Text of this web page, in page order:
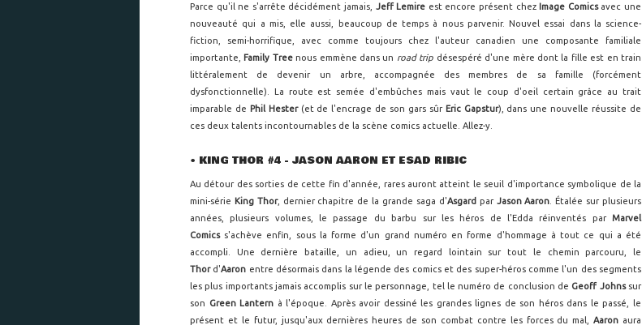
Parce qu'il ne s'arrête décidément jamais, Jeff Lemire est encore présent chez Image Comics avec une
nouveauté qui a mis, elle aussi, beaucoup de temps à nous parvenir. Nouvel essai dans la science-
fiction, semi-horrifique, avec comme toujours chez l'auteur canadien une composante familiale
importante, Family Treenous emmène dans un road trip désespéré d'une mère dont la fille est en train
littéralement de devenir un arbre, accompagnée des membres de sa famille (forcément
dysfonctionnelle). La route est semée d'embûches mais vaut le coup d'oeil certain grâce au trait
imparable de Phil Hester (et de l'encrage de son gars sûr Eric Gapstur), dans une nouvelle réussite de
ces deux talents incontournables de la scène comics actuelle. Allez-y.
• KING THOR #4 - JASON AARON ET ESAD RIBIC
Au détour des sorties de cette fin d'année, rares auront atteint le seuil d'importance symbolique de la
mini-série King Thor, dernier chapitre de la grande saga d'Asgard par Jason Aaron . Étalée sur plusieurs
années, plusieurs volumes, le passage du barbu sur les héros de l'Edda réinventés par Marvel
Comicss'achève enfin, sous la forme d'un grand numéro en forme d'hommage à tout ce qui a été
accompli. Une dernière bataille, un adieu, un regard lointain sur tout le chemin parcouru, le
Thord'Aaron entre désormais dans la légende des comics et des super-héros comme l'un des segments
les plus importants jamais accomplis sur le personnage, tel le numéro de conclusion de Geoff Johnssur
son Green Lantern à l'époque. Après avoir dessiné les grandes lignes de son héros dans le passé, le
présent et le futur, jusqu'aux dernières heures de son combat contre les forces du mal,Aaron aura